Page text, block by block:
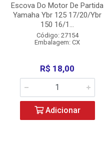
Escova Do Motor De Partida
Yamaha Ybr 125 17/20/Ybr
150 16/1...
Código: 27154
Embalagem: CX
R$ 18,00
Adicionar